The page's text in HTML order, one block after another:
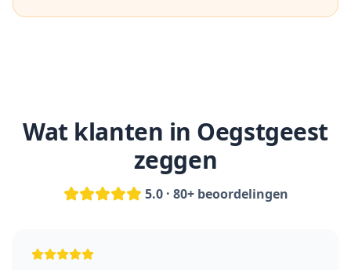
Wat klanten in Oegstgeest
zeggen
5.0 · 80+ beoordelingen